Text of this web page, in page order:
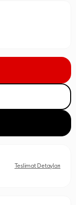
Teslimat Detayları